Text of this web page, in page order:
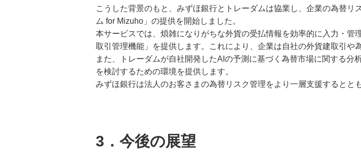
こうした背景のもと、みずほ銀行とトレーダムは協業し、企業の為替
ム for Mizuho」の提供を開始しました。
本サービスでは、煩雑になりがちな外貨の受払情報を効率的に入力・
取引管理機能」を提供します。これにより、企業は自社の外貨建取引や
また、トレーダムが自社開発したAIの予測に基づく為替市場に関する
を検討するための環境を提供します。
みずほ銀行は法人のお客さまの為替リスク管理をより一層支援するとと
3．今後の展望